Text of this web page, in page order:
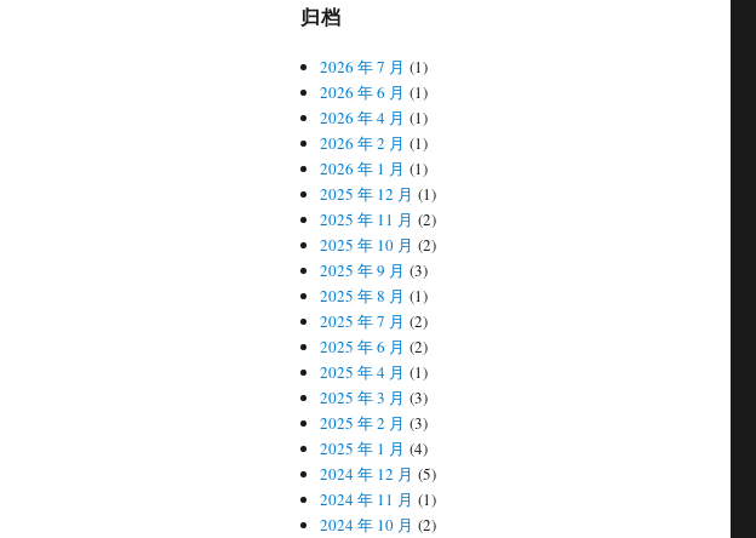
归档
2026 年 7 月 (1)
2026 年 6 月 (1)
2026 年 4 月 (1)
2026 年 2 月 (1)
2026 年 1 月 (1)
2025 年 12 月 (1)
2025 年 11 月 (2)
2025 年 10 月 (2)
2025 年 9 月 (3)
2025 年 8 月 (1)
2025 年 7 月 (2)
2025 年 6 月 (2)
2025 年 4 月 (1)
2025 年 3 月 (3)
2025 年 2 月 (3)
2025 年 1 月 (4)
2024 年 12 月 (5)
2024 年 11 月 (1)
2024 年 10 月 (2)